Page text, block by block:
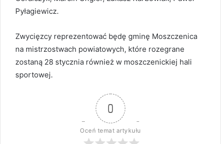
Pyłagiewicz.
Zwycięzcy reprezentować będę gminę Moszczenica
na mistrzostwach powiatowych, które rozegrane
zostaną 28 stycznia również w moszczenickiej hali
sportowej.
0
Oceń temat artykułu